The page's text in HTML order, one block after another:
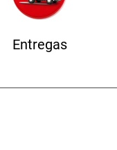
Entregas